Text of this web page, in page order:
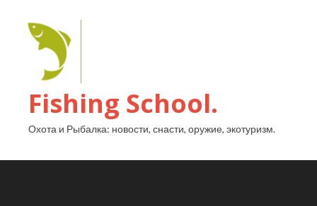
Fishing School.
Охота и Рыбалка: новости, снасти, оружие, экотуризм.